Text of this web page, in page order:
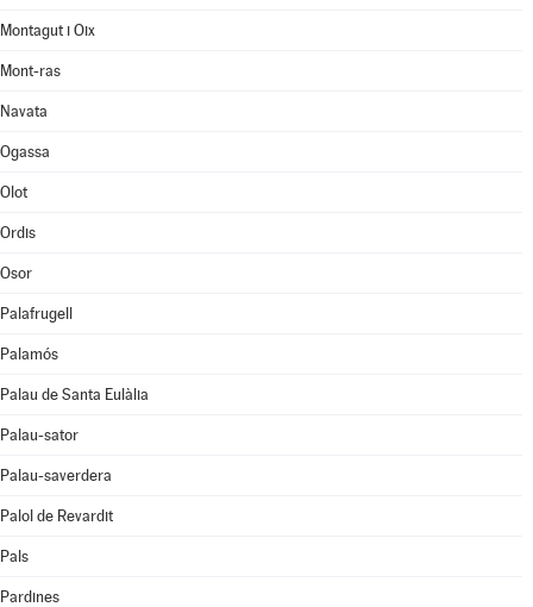
Montagut i Oix
Mont-ras
Navata
Ogassa
Olot
Ordis
Osor
Palafrugell
Palamós
Palau de Santa Eulàlia
Palau-sator
Palau-saverdera
Palol de Revardit
Pals
Pardines